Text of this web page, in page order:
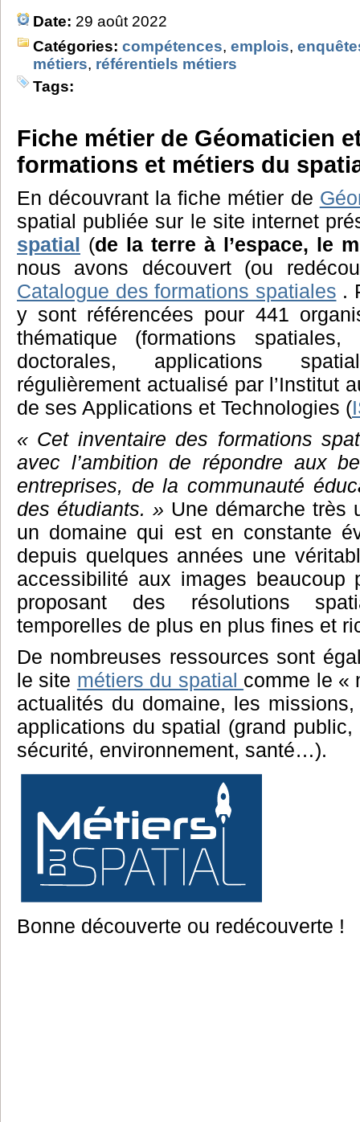
Date: 29 août 2022
Catégories: compétences, emplois,
métiers, référentiels métiers
Tags:
Fiche métier de Géomaticien
formations et métiers du
En découvrant la fiche métier de
spatial publiée sur le site internet
spatial (de la terre à l’espace, le
nous avons découvert (ou
Catalogue des formations spatiales .
y sont référencées pour 441
thématique (formations spatiales,
doctorales, applications
régulièrement actualisé par l’Institut
de ses Applications et Technologies (
« Cet inventaire des formations
avec l’ambition de répondre aux
entreprises, de la communauté
des étudiants. » Une démarche très
un domaine qui est en constante
depuis quelques années une
accessibilité aux images beaucoup
proposant des résolutions
temporelles de plus en plus fines et
De nombreuses ressources sont
le site métiers du spatial comme le «
actualités du domaine, les
applications du spatial (grand
sécurité, environnement, santé…).
Bonne découverte ou redécouverte !